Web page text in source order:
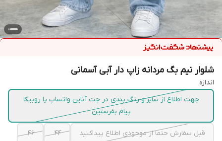
شلوار نیم بگ مردانه زاپ دار آبی آسمانی
اندازه
جهت اطلاع از سایز و رنگ بندی در چت آناین واتساپ یا روبیکا
پیام بفرستین
قبل سفارش حتما از موجودی اطلاع پیداکنید 44
46